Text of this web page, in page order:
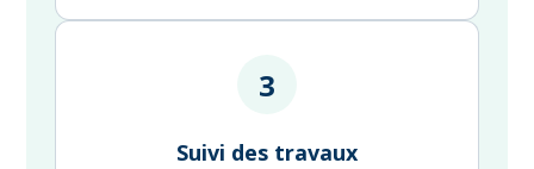
3
Suivi des travaux